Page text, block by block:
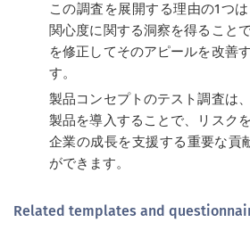
この調査を展開する理由の1つ
関心度に関する洞察を得ること
を修正してそのアピールを改善
す。
製品コンセプトのテスト調査は
製品を導入することで、リスク
企業の成長を支援する重要な貢
ができます。
Related templates and